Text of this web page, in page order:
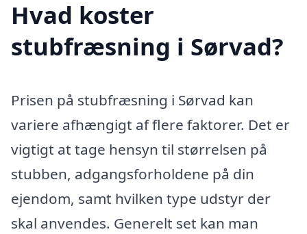
Hvad koster
stubfræsning i Sørvad?
Prisen på stubfræsning i Sørvad kan
variere afhængigt af flere faktorer. Det er
vigtigt at tage hensyn til størrelsen på
stubben, adgangsforholdene på din
ejendom, samt hvilken type udstyr der
skal anvendes. Generelt set kan man